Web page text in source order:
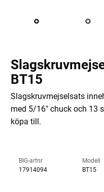
BT15
Slagskruvmejselsats
med 5/16" chuck och 13
köpa till.
BIG-artnr
17914094
Modell
BT15